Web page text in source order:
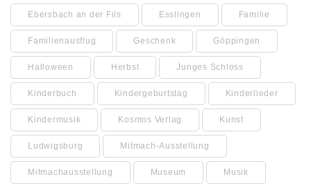
Ebersbach an der Fils Esslingen Familie
Familienausflug Geschenk Göppingen
Halloween Herbst Junges Schloss
Kinderbuch Kindergeburtstag Kinderlieder
Kindermusik Kosmos Verlag Kunst
Ludwigsburg Mitmach-Ausstellung
Mitmachausstellung Museum Musik